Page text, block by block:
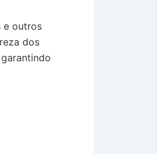
e outros
dos